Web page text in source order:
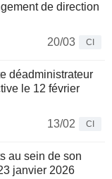
de direction
20/03
CI
déadministrateur
le 12 février
13/02
CI
au sein de son
janvier 2026